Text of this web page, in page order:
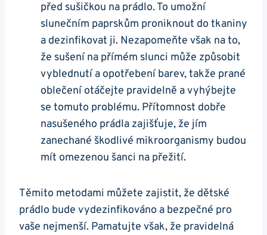
před sušičkou na prádlo. To umožní
slunečním paprskům proniknout do tkaniny
a dezinfikovat ji. Nezapomeňte však na to,
že sušení na přímém slunci může způsobit
vyblednutí a opotřebení barev, takže prané
oblečení otáčejte pravidelně a vyhýbejte
se tomuto problému. Přítomnost dobře
nasušeného prádla zajišťuje, že jím
zanechané škodlivé mikroorganismy budou
mít omezenou šanci na přežití.
Těmito metodami můžete zajistit, že dětské
prádlo bude vydezinfikováno a bezpečné pro
vaše nejmenší. Pamatujte však, že pravidelná